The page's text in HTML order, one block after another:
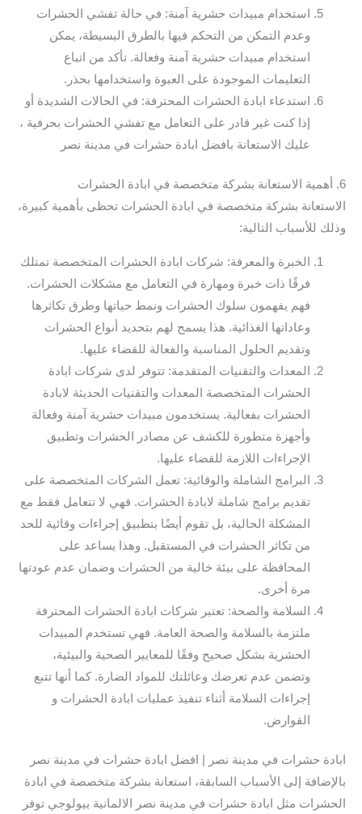
استخدام مبيدات حشرية آمنة: في حالة تفشي الحشرات
وعدم التمكن من التحكم فيها بالطرق البسيطة، يمكن
استخدام مبيدات حشرية آمنة وفعالة. تأكد من اتباع
التعليمات الموجودة على العبوة واستخدامها بحذر.
استدعاء ابادة الحشرات المحترفة: في الحالات الشديدة أو
إذا كنت غير قادر على التعامل مع تفشي الحشرات بحرفية ،
عليك الاستعانة بافضل ابادة حشرات في مدينة نصر
6. أهمية الاستعانة بشركة متخصصة في ابادة الحشرات
الاستعانة بشركة متخصصة في ابادة الحشرات تحظى بأهمية كبيرة،
وذلك للأسباب التالية:
الخبرة والمعرفة: شركات ابادة الحشرات المتخصصة تمتلك
فرقًا ذات خبرة ومهارة في التعامل مع مشكلات الحشرات.
فهم يفهمون سلوك الحشرات ونمط حياتها وطرق تكاثرها
وعاداتها الغذائية. هذا يسمح لهم بتحديد أنواع الحشرات
وتقديم الحلول المناسبة والفعالة للقضاء عليها.
المعدات والتقنيات المتقدمة: تتوفر لدى شركات ابادة
الحشرات المتخصصة المعدات والتقنيات الحديثة لابادة
الحشرات بفعالية. يستخدمون مبيدات حشرية آمنة وفعالة
وأجهزة متطورة للكشف عن مصادر الحشرات وتطبيق
الإجراءات اللازمة للقضاء عليها.
البرامج الشاملة والوقائية: تعمل الشركات المتخصصة على
تقديم برامج شاملة لابادة الحشرات. فهي لا تتعامل فقط مع
المشكلة الحالية، بل تقوم أيضًا بتطبيق إجراءات وقائية للحد
من تكاثر الحشرات في المستقبل. وهذا يساعد على
المحافظة على بيئة خالية من الحشرات وضمان عدم عودتها
مرة أخرى.
السلامة والصحة: تعتبر شركات ابادة الحشرات المحترفة
ملتزمة بالسلامة والصحة العامة. فهي تستخدم المبيدات
الحشرية بشكل صحيح وفقًا للمعايير الصحية والبيئية،
وتضمن عدم تعرضك وعائلتك للمواد الضارة. كما أنها تتبع
إجراءات السلامة أثناء تنفيذ عمليات ابادة الحشرات و
القوارض.
ابادة حشرات في مدينة نصر | افضل ابادة حشرات في مدينة نصر
بالإضافة إلى الأسباب السابقة، استعانة بشركة متخصصة في ابادة
الحشرات مثل ابادة حشرات في مدينة نصر الالمانية بيولوجي توفر